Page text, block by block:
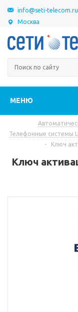
Москва
info@seti-telecom.ru
МЕНЮ
Телефонные системы
-
Ключ
Ключ